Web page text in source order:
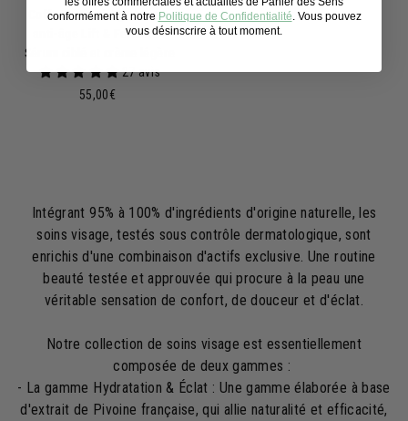
Coffret soin visage femme
anti-âge Lift & Fermeté -
Sérum ciblé et crème légère
27 avis
55,00€
Intégrant 95% à 100% d'ingrédients d'origine naturelle, les
soins visage, testés sous contrôle dermatologique, sont
enrichis d'une combinaison d'actifs exclusive. Une routine
beauté testée et approuvée qui procure à la peau une
véritable sensation de confort, de douceur et d'éclat.
Notre collection de soins visage est essentiellement
composée de deux gammes :
- La gamme Hydratation & Éclat : Une gamme élaborée à base
d'extrait de Pivoine française, qui allie naturalité et efficacité,
conformément à notre Politique de Confidentialité . Vous pouvez
vous désinscrire à tout moment.